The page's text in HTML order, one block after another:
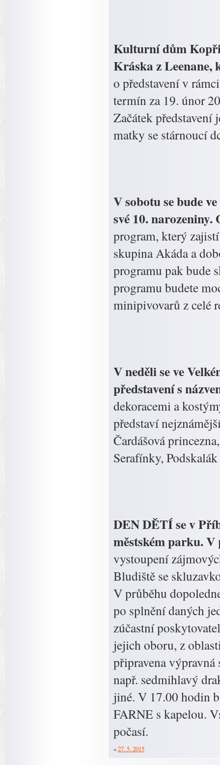
Kulturní dům
Kráska z Leenane,
o představení v
termín za 19. únor
Začátek představení
matky se stárnoucí
V sobotu se bude
své 10.
program, který
skupina Akáda a
programu pak bude
programu budete
minipivovarů z celé
V neděli se ve
představení s
dekoracemi a
představí
Čardášová
Serafínky,
DEN DĚTÍ se v
městském parku.
vystoupení
Bludiště se
V průběhu
po splnění daných
zúčastní
jejich oboru, z
připravena
např. sedmihlavý
jiné. V 17.00 hodin
FARNE s kapelou.
počasí.
«27. 5. 2015